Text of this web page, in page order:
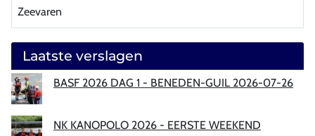
Zeevaren
Laatste verslagen
BASF 2026 DAG 1 - BENEDEN-GUIL 2026-07-26
NK KANOPOLO 2026 - EERSTE WEEKEND